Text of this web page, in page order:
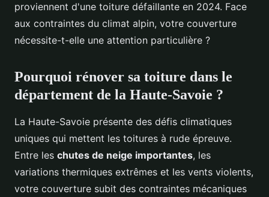
proviennent d'une toiture défaillante en 2024. Face
aux contraintes du climat alpin, votre couverture
nécessite-t-elle une attention particulière ?
Pourquoi rénover sa toiture dans le
département de la Haute-Savoie ?
La Haute-Savoie présente des défis climatiques
uniques qui mettent les toitures à rude épreuve.
Entre les chutes de neige importantes, les
variations thermiques extrêmes et les vents violents,
votre couverture subit des contraintes mécaniques